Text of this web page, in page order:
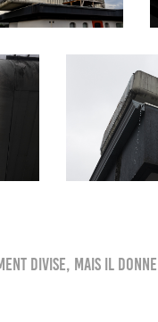
divise, mais il